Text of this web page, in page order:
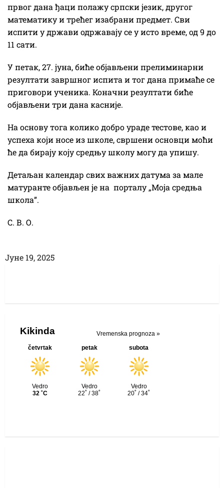
првог дана ђаци полажу српски језик, другог
математику и трећег изабрани предмет. Сви
испити у држави одржавају се у исто време, од 9 до
11 сати.
У петак, 27. јуна, биће објављени прелиминарни
резултати завршног испита и тог дана примаће се
приговори ученика. Коначни резултати биће
објављени три дана касније.
На основу тога колико добро ураде тестове, као и
успеха који носе из школе, свршени основци моћи
ће да бирају коју средњу школу могу да упишу.
Детаљан календар свих важних датума за мале
матуранте објављен је на порталу „Моја средња
школа”.
С. В. О.
Јуне 19, 2025